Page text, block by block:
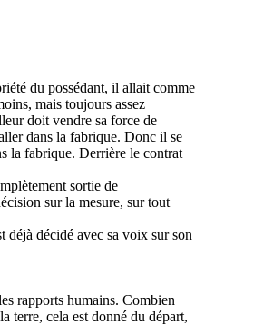
du possédant, il allait comme
mais toujours assez
doit vendre sa force de
dans la fabrique. Donc il se
la fabrique. Derrière le contrat
sortie de
sur la mesure, sur tout
déjà décidé avec sa voix sur son
rapports humains. Combien
terre, cela est donné du départ,